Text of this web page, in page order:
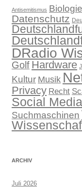
Antisemitismus Biologie
Datenschutz
DRadio
Golf Hardware
Kultur Musik
Privacy Recht
Social Media
Suchmaschinen
ARCHIV
Juli 2026